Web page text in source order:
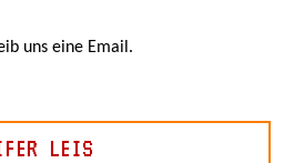
uns eine Email.